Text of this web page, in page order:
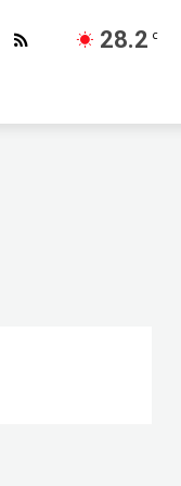
28.2 C
Συνεχίζουμε τα